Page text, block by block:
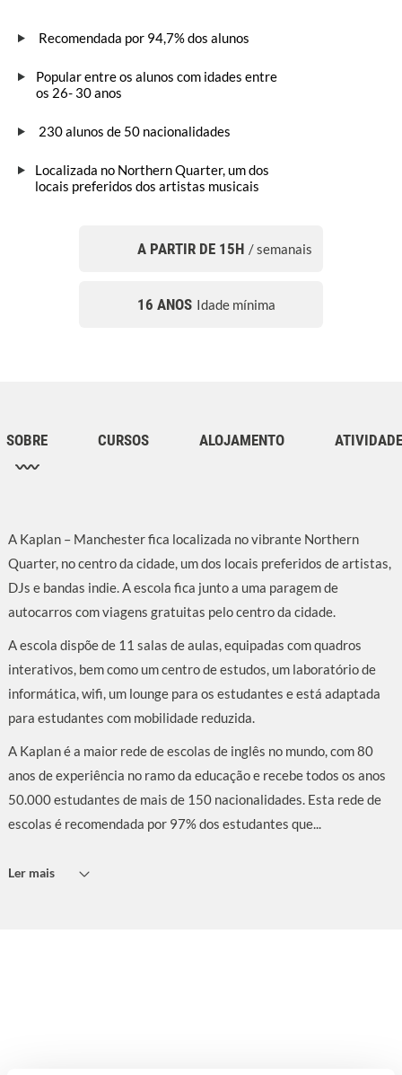
Recomendada por 94,7% dos alunos
Popular entre os alunos com idades entre
os 26- 30 anos
230 alunos de 50 nacionalidades
Localizada no Northern Quarter, um dos
locais preferidos dos artistas musicais
A PARTIR DE 15H / semanais
16 ANOS Idade mínima
SOBRE CURSOS ALOJAMENTO
A Kaplan – Manchester fica localizada no vibrante Northern
Quarter, no centro da cidade, um dos locais preferidos de artistas,
DJs e bandas indie. A escola fica junto a uma paragem de
autocarros com viagens gratuitas pelo centro da cidade.
A escola dispõe de 11 salas de aulas, equipadas com quadros
interativos, bem como um centro de estudos, um laboratório de
informática, wifi, um lounge para os estudantes e está adaptada
para estudantes com mobilidade reduzida.
A Kaplan é a maior rede de escolas de inglês no mundo, com 80
anos de experiência no ramo da educação e recebe todos os anos
50.000 estudantes de mais de 150 nacionalidades. Esta rede de
escolas é recomendada por 97% dos estudantes que...
Ler mais